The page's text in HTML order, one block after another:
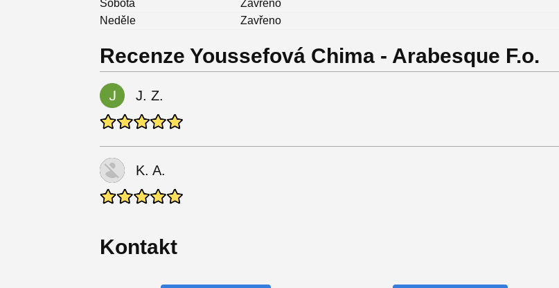
Sobota
Zavřeno
Neděle
Zavřeno
Recenze Youssefová Chima - Arabesque F.o.
J. Z.
K. A.
Kontakt